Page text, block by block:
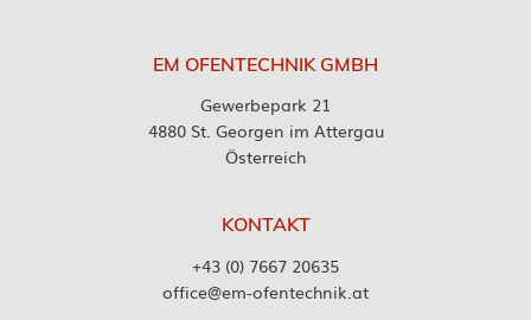
EM OFENTECHNIK GMBH
Gewerbepark 21
4880 St. Georgen im Attergau
Österreich
KONTAKT
+43 (0) 7667 20635
office@em-ofentechnik.at